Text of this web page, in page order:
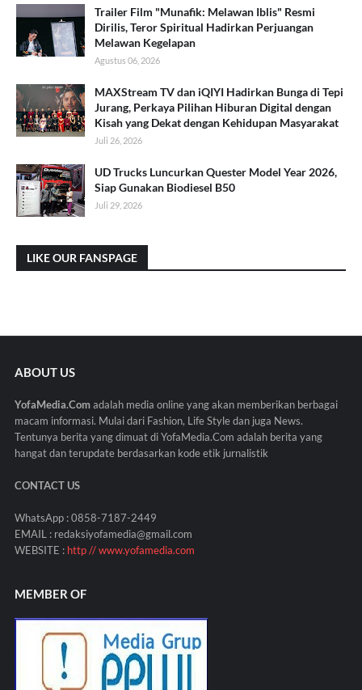
Trailer Film "Munafik: Melawan Iblis" Resmi
Dirilis, Teror Spiritual Hadirkan Perjuangan
Melawan Kegelapan
Agustus 06, 2026
MAXStream TV dan iQIYI Hadirkan Bunga di Tepi
Jurang, Perkaya Pilihan Hiburan Digital dengan
Kisah yang Dekat dengan Kehidupan Masyarakat
Juli 26, 2026
UD Trucks Luncurkan Quester Model Year 2026,
Siap Gunakan Biodiesel B50
Juli 29, 2026
LIKE OUR FANSPAGE
ABOUT US
YofaMedia.Comadalah media online yang akan memberikan berbagai
macam informasi. Mulai dari Fashion, Life Style dan juga News.
Tentunya berita yang dimuat di YofaMedia.Com adalah berita yang
hangat dan terupdate berdasarkan kode etik jurnalistik
CONTACT US
WhatsApp : 0858-7187-2449
EMAIL : redaksiyofamedia@gmail.com
WEBSITE : http // www.yofamedia.com
MEMBER OF